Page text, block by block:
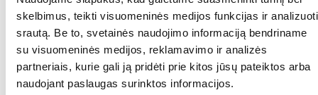
skelbimus, teikti visuomeninės medijos funkcijas ir analizuoti
srautą. Be to, svetainės naudojimo informaciją bendriname
su visuomeninės medijos, reklamavimo ir analizės
partneriais, kurie gali ją pridėti prie kitos jūsų pateiktos arba
naudojant paslaugas surinktos informacijos.
1,7; omega-3 riebalų rūgštys: 428 mg/kg
Šėrimo būdas:
Miniatiūriniai šunys (2-3 kg): šerti ne daugiau kaip 1 kartą per dieną.
Mažiems šunims (4-9 kg): šerti ne daugiau kaip 2 kartus per dieną.
Vidutiniai šunys (10-14 kg): šerti iki 5 vienetų per dieną.
Vidutiniai dideli šunys (15-24 kg): šerti iki 7 vienetų per dieną.
Dideli šunys (25 kg ir daugiau): šerti iki 11 vienetų per dieną.